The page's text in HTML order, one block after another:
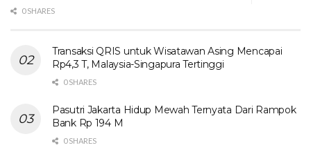
0 SHARES
Transaksi QRIS untuk Wisatawan Asing Mencapai
Rp4,3 T, Malaysia-Singapura Tertinggi
0 SHARES
Pasutri Jakarta Hidup Mewah Ternyata Dari Rampok
Bank Rp 194 M
0 SHARES